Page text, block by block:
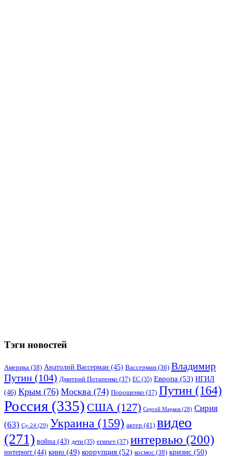
Тэги новостей
Америка (38) Анатолий Вассерман (45) Вассерман (36) Владимир
Путин (104) Дмитрий Потапенко (37) ЕС (35) Европа (53) ИГИЛ
(46) Крым (76) Москва (74) Порошенко (37) Путин (164)
Россия (335) США (127) Сергей Марков (28) Сирия
(63) Су-24 (29) Украина (159) актер (41) видео
(271) война (43) дети (35) египет (37) интервью (200)
интернет (44) кино (49) коррупция (52) космос (38) кризис (50)